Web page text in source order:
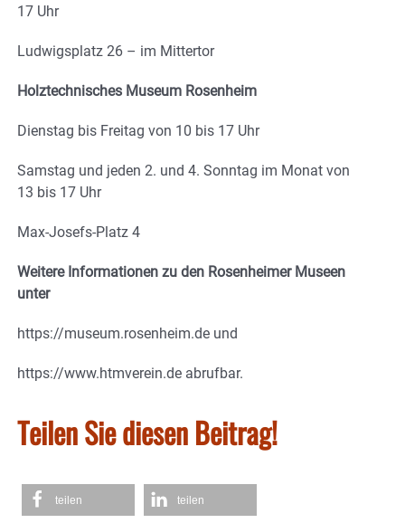
17 Uhr
Ludwigsplatz 26 – im Mittertor
Holztechnisches Museum Rosenheim
Dienstag bis Freitag von 10 bis 17 Uhr
Samstag und jeden 2. und 4. Sonntag im Monat von
13 bis 17 Uhr
Max-Josefs-Platz 4
Weitere Informationen zu den Rosenheimer Museen
unter
https://museum.rosenheim.de und
https://www.htmverein.de abrufbar.
Teilen Sie diesen Beitrag!
teilen teilen